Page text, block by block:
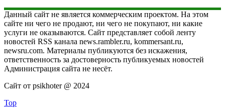
Данный сайт не является коммерческим проектом. На этом
сайте ни чего не продают, ни чего не покупают, ни какие
услуги не оказываются. Сайт представляет собой ленту
новостей RSS канала news.rambler.ru, kommersant.ru,
newsru.com. Материалы публикуются без искажения,
ответственность за достоверность публикуемых новостей
Администрация сайта не несёт.
Сайт от psikhoter @ 2024
Top